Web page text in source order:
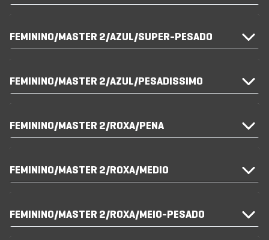
FEMININO/MASTER 2/AZUL/SUPER-PESADO
FEMININO/MASTER 2/AZUL/PESADISSIMO
FEMININO/MASTER 2/ROXA/PENA
FEMININO/MASTER 2/ROXA/MEDIO
FEMININO/MASTER 2/ROXA/MEIO-PESADO